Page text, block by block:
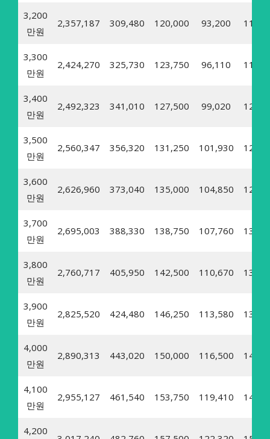
3,200
만원
2,357,187 309,480 120,000 93,200
3,300
만원
2,424,270 325,730 123,750 96,110
3,400
만원
2,492,323 341,010 127,500 99,020
3,500
만원
2,560,347 356,320 131,250 101,930
3,600
만원
2,626,960 373,040 135,000 104,850
3,700
만원
2,695,003 388,330 138,750 107,760
3,800
만원
2,760,717 405,950 142,500 110,670
3,900
만원
2,825,520 424,480 146,250 113,580
4,000
만원
2,890,313 443,020 150,000 116,500
4,100
만원
2,955,127 461,540 153,750 119,410
4,200